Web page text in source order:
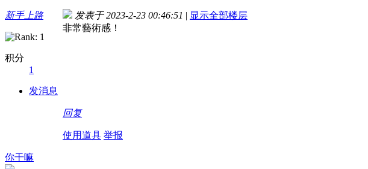
新手上路
积分
1
发消息
发表于 2023-2-23 00:46:51 | 显示全部楼层
非常藝術感！
回复
使用道具 举报
你干嘛